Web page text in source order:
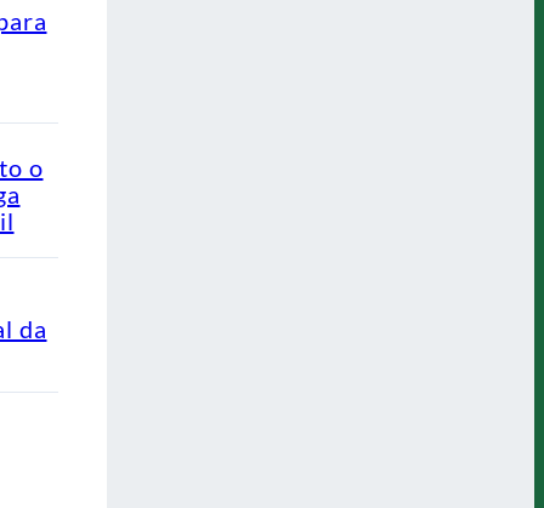
o
da